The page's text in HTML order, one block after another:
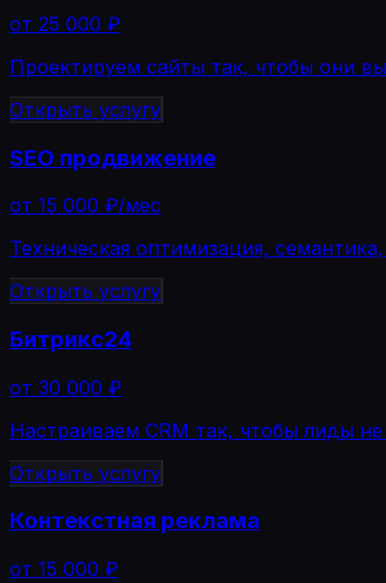
от 25 000 ₽
Проектируем сайты так, чтобы они
Открыть услугу
SEO продвижение
от 15 000 ₽/мес
Техническая оптимизация,
Открыть услугу
Битрикс24
от 30 000 ₽
Настраиваем CRM так, чтобы лиды
Открыть услугу
Контекстная реклама
от 15 000 ₽